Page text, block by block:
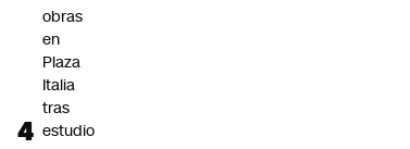
obras
en
Plaza
Italia
tras
estudio